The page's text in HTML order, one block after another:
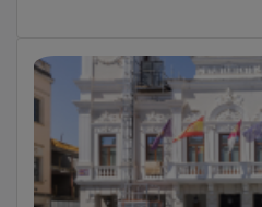
El Sierra Norte Rock